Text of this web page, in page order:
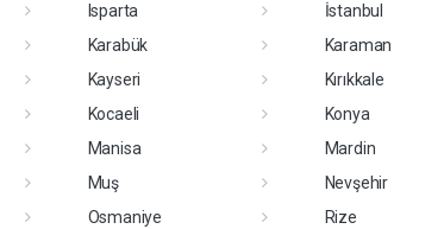
Isparta İstanbul
Karabük Karaman
Kayseri Kırıkkale
Kocaeli Konya
Manisa Mardin
Muş Nevşehir
Osmaniye Rize